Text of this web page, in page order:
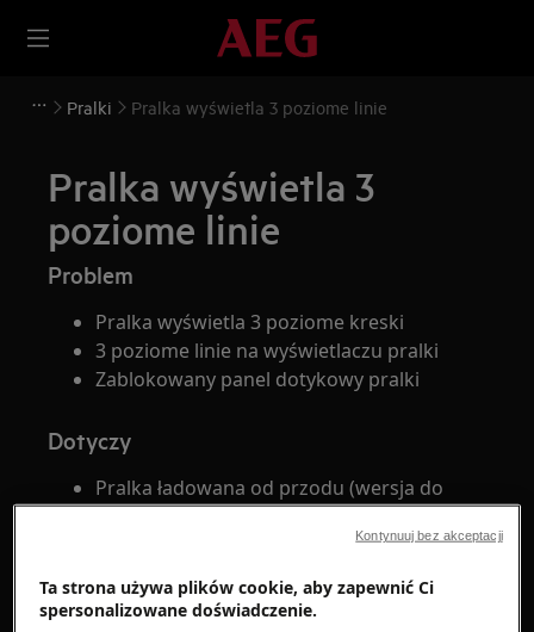
Pralki Pralka wyświetla 3 poziome linie
Pralka wyświetla 3
poziome linie
Problem
Pralka wyświetla 3 poziome kreski
3 poziome linie na wyświetlaczu pralki
Zablokowany panel dotykowy pralki
Dotyczy
Pralka ładowana od przodu (wersja do
Rozwiązanie
Ta strona używa plików cookie, aby zapewnić Ci
spersonalizowane doświadczenie.
Kontynuuj bez akceptacji